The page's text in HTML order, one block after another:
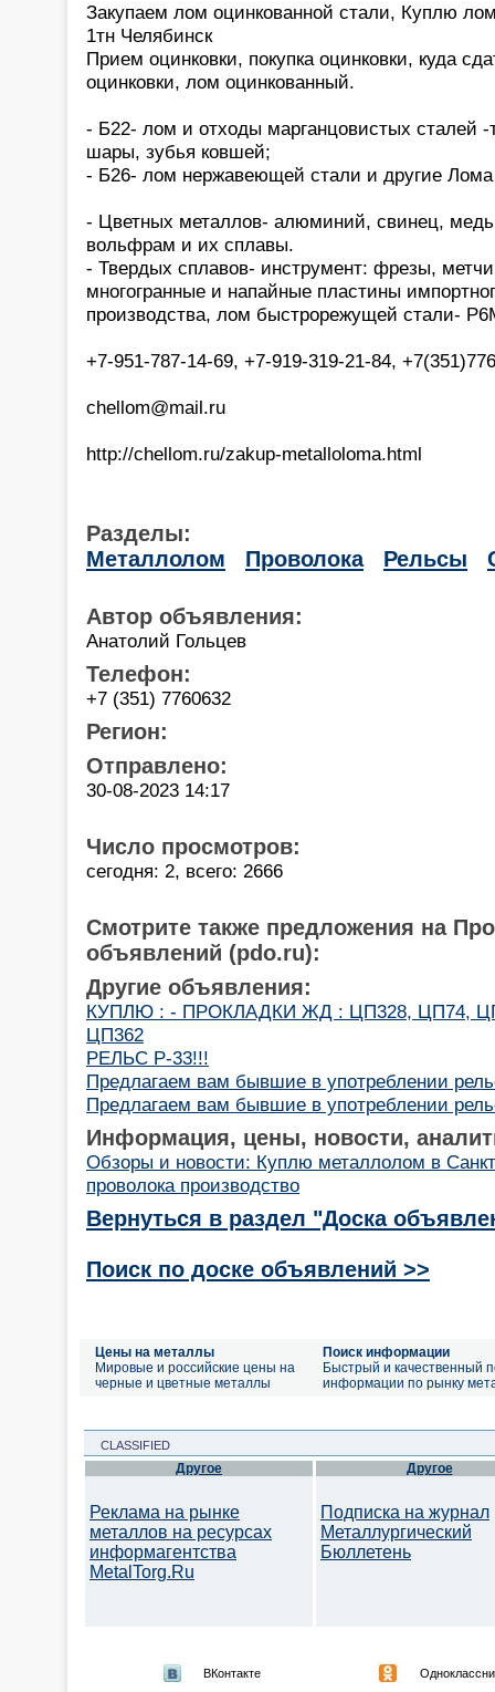
Закупаем лом оцинкованной стали, Куплю
1тн Челябинск
Прием оцинковки, покупка оцинковки, куда
оцинковки, лом оцинкованный.
- Б22- лом и отходы марганцовистых сталей
шары, зубья ковшей;
- Б26- лом нержавеющей стали и другие
- Цветных металлов- алюминий, свинец,
вольфрам и их сплавы.
- Твердых сплавов- инструмент: фрезы,
многогранные и напайные пластины
производства, лом быстрорежущей стали-
+7-951-787-14-69, +7-919-319-21-84,
chellom@mail.ru
http://chellom.ru/zakup-metalloloma.html
Разделы:
Металлолом
Проволока Рельсы
Автор объявления:
Анатолий Гольцев
Телефон:
+7 (351) 7760632
Регион:
Отправлено:
30-08-2023 14:17
Число просмотров:
сегодня: 2, всего: 2666
Смотрите также предложения на
объявлений (pdo.ru):
Другие объявления:
КУПЛЮ : - ПРОКЛАДКИ ЖД : ЦП328, ЦП74,
ЦП362
РЕЛЬС Р-33!!!
Предлагаем вам бывшие в употреблении
Предлагаем вам бывшие в употреблении
Информация, цены, новости,
Обзоры и новости: Куплю металлолом в
проволока производство
Вернуться в раздел "Доска
Поиск по доске объявлений >>
Цены на металлы
Мировые и российские цены на
черные и цветные металлы
Поиск информации
Быстрый и качественный
информации по рынку
CLASSIFIED
Другое
Реклама на рынке
металлов на ресурсах
информагентства
MetalTorg.Ru
Другое
Подписка на журнал
Металлургический
Бюллетень
ВКонтакте